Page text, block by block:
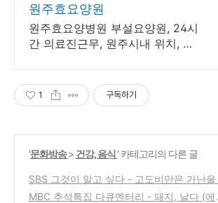
원주효요양원
원주효요양병원 부설요양원, 24시
간 의료진근무, 원주시내 위치, 넓
1 구독하기
'문화방송> 건강, 음식' 카테고리의 다른 글
SBS 그것이 알고 싶다 - 고도비만은 가난을
고 자란다
(0)
MBC 추석특집 다큐멘터리 - 돼지, 날다 (에